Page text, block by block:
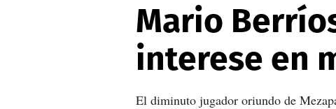
Mario
interese en
El diminuto jugador oriundo de